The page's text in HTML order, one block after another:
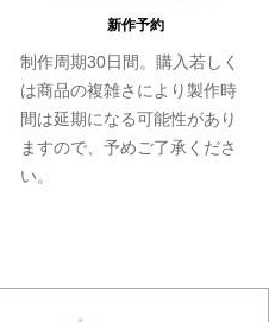
新作予約
制作周期30日間。購入若しく
は商品の複雑さにより製作時
間は延期になる可能性があり
ますので、予めご了承くださ
い。